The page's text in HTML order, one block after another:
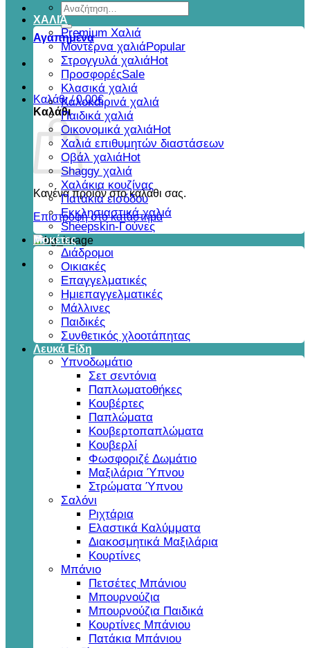
Αναζήτηση
για:
Αγαπημένα
Καλάθι /0,00€
Καλάθι
Κανένα προϊόν στο καλάθι σας.
Επιστροφή στο κατάστημα
ΧΑΛΙΆ
Premium Χαλιά
Μοντέρνα χαλιά
Στρογγυλά χαλιά
Προσφορές
Κλασικά χαλιά
Καλοκαιρινά χαλιά
Παιδικά χαλιά
Οικονομικά χαλιά
Χαλιά επιθυμητών διαστάσεων
Οβάλ χαλιά
Shaggy χαλιά
Χαλάκια κουζίνας
Πατάκια εισόδου
Εκκλησιαστικά χαλιά
Sheepskin-Γούνες
Μοκέτες
Διάδρομοι
Οικιακές
Επαγγελματικές
Ημιεπαγγελματικές
Μάλλινες
Παιδικές
Συνθετικός χλοοτάπητας
Λευκά Είδη
Υπνοδωμάτιο
Σετ σεντόνια
Παπλωματοθήκες
Κουβέρτες
Παπλώματα
Κουβερτοπαπλώματα
Κουβερλί
Φωσφοριζέ Δωμάτιο
Μαξιλάρια Ύπνου
Στρώματα Ύπνου
Σαλόνι
Ριχτάρια
Ελαστικά Καλύμματα
Διακοσμητικά Μαξιλάρια
Κουρτίνες
Μπάνιο
Πετσέτες Μπάνιου
Μπουρνούζια
Μπουρνούζια Παιδικά
Κουρτίνες Μπάνιου
Πατάκια Μπάνιου